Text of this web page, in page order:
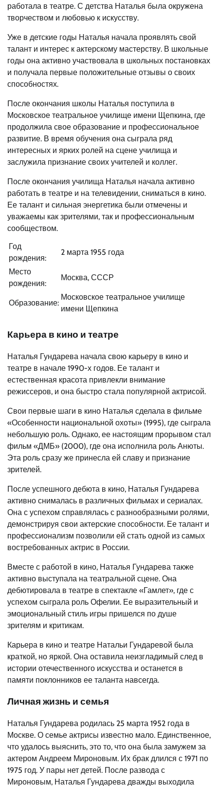
работала в театре. С детства Наталья была окружена
творчеством и любовью к искусству.
Уже в детские годы Наталья начала проявлять свой
талант и интерес к актерскому мастерству. В школьные
годы она активно участвовала в школьных постановках
и получала первые положительные отзывы о своих
способностях.
После окончания школы Наталья поступила в
Московское театральное училище имени Щепкина, где
продолжила свое образование и профессиональное
развитие. В время обучения она сыграла ряд
интересных и ярких ролей на сцене училища и
заслужила признание своих учителей и коллег.
После окончания училища Наталья начала активно
работать в театре и на телевидении, сниматься в кино.
Ее талант и сильная энергетика были отмечены и
уважаемы как зрителями, так и профессиональным
сообществом.
Год
рождения:
2 марта 1955 года
Место
рождения:
Москва, СССР
Образование:
Московское театральное училище
имени Щепкина
Карьера в кино и театре
Наталья Гундарева начала свою карьеру в кино и
театре в начале 1990-х годов. Ее талант и
естественная красота привлекли внимание
режиссеров, и она быстро стала популярной актрисой.
Свои первые шаги в кино Наталья сделала в фильме
«Особенности национальной охоты» (1995), где сыграла
небольшую роль. Однако, ее настоящим прорывом стал
фильм «ДМБ» (2000), где она исполнила роль Анюты.
Эта роль сразу же принесла ей славу и признание
зрителей.
После успешного дебюта в кино, Наталья Гундарева
активно снималась в различных фильмах и сериалах.
Она с успехом справлялась с разнообразными ролями,
демонстрируя свои актерские способности. Ее талант и
профессионализм позволили ей стать одной из самых
востребованных актрис в России.
Вместе с работой в кино, Наталья Гундарева также
активно выступала на театральной сцене. Она
дебютировала в театре в спектакле «Гамлет», где с
успехом сыграла роль Офелии. Ее выразительный и
эмоциональный стиль игры пришелся по душе
зрителям и критикам.
Карьера в кино и театре Натальи Гундаревой была
краткой, но яркой. Она оставила неизгладимый след в
истории отечественного искусства и останется в
памяти поклонников ее таланта навсегда.
Личная жизнь и семья
Наталья Гундарева родилась 25 марта 1952 года в
Москве. О семье актрисы известно мало. Единственное,
что удалось выяснить, это то, что она была замужем за
актером Андреем Мироновым. Их брак длился с 1971 по
1975 год. У пары нет детей. После развода с
Мироновым, Наталья Гундарева дважды выходила